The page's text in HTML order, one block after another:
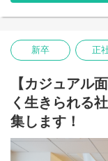
話しします。
私たちリヴァは、メ
じて、
人が「自分らしい生
私たちが大切にして
人生の選択肢を広げ
それは、就活という
ます。
「大企業だから」「
ら、ご自身のやりた
まずは希望や適性を
社のスタンスを学び
いきましょう。
さらに、全社横断的
ら、リーダーとして
▽配属先一例
・復職・再就職コー
い働き方・生き方を
新卒 正
【カジュアル
く生きられる
集します！